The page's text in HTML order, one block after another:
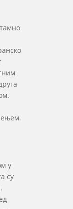
у
су